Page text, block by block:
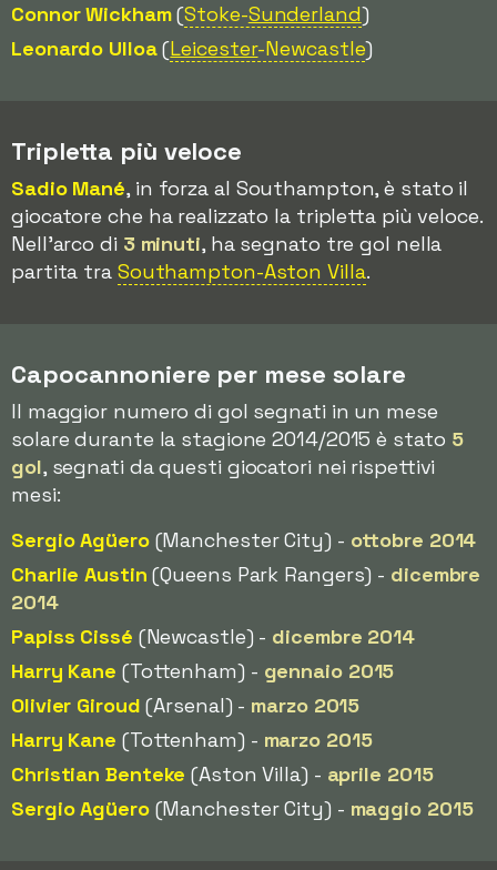
Connor Wickham(Stoke-Sunderland)
Leonardo Ulloa(Leicester-Newcastle)
Tripletta più veloce
Sadio Mané, in forza al Southampton, è stato il
giocatore che ha realizzato la tripletta più veloce.
Nell'arco di 3 minuti, ha segnato tre gol nella
partita tra Southampton-Aston Villa.
Capocannoniere per mese solare
Il maggior numero di gol segnati in un mese
solare durante la stagione 2014/2015 è stato 5
gol, segnati da questi giocatori nei rispettivi
mesi:
Sergio Agüero(Manchester City) - ottobre 2014
Charlie Austin (Queens Park Rangers) - dicembre
2014
Papiss Cissé (Newcastle) - dicembre 2014
Harry Kane (Tottenham) - gennaio 2015
Olivier Giroud (Arsenal) - marzo 2015
Harry Kane (Tottenham) - marzo 2015
Christian Benteke (Aston Villa) - aprile 2015
Sergio Agüero(Manchester City) - maggio 2015